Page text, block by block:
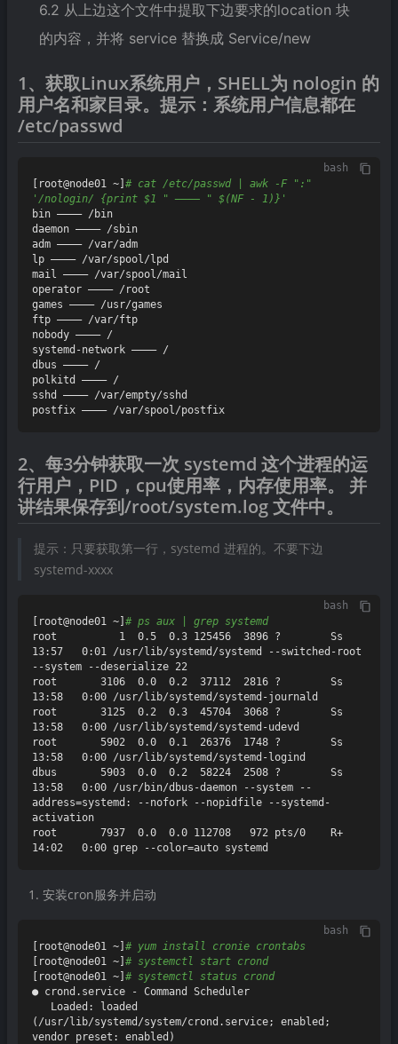
6.2 从上边这个文件中提取下边要求的location 块
的内容，并将 service 替换成 Service/new
1、获取Linux系统用户，SHELL为 nologin 的
用户名和家目录。提示：系统用户信息都在
/etc/passwd
bash
[root@node01 ~] # cat /etc/passwd | awk -F ":"
'/nologin/ {print $1 " ———— " $(NF - 1)}'
bin ———— /bin
daemon ———— /sbin
adm ———— /var/adm
lp ———— /var/spool/lpd
mail ———— /var/spool/mail
operator ———— /root
games ———— /usr/games
ftp ———— /var/ftp
nobody ———— /
systemd-network ———— /
dbus ———— /
polkitd ———— /
sshd ———— /var/empty/sshd
2、每3分钟获取一次 systemd 这个进程的运
行用户，PID，cpu使用率，内存使用率。 并
讲结果保存到/root/system.log 文件中。
提示：只要获取第一行，systemd 进程的。不要下边
systemd-xxxx
bash
[root@node01 ~] # ps aux | grep systemd
root          1  0.5  0.3 125456  3896 ?        Ss
13:57   0:01 /usr/lib/systemd/systemd --switched-root
--system --deserialize 22
root       3106  0.0  0.2  37112  2816 ?        Ss
13:58   0:00 /usr/lib/systemd/systemd-journald
root       3125  0.2  0.3  45704  3068 ?        Ss
13:58   0:00 /usr/lib/systemd/systemd-udevd
root       5902  0.0  0.1  26376  1748 ?        Ss
13:58   0:00 /usr/lib/systemd/systemd-logind
dbus       5903  0.0  0.2  58224  2508 ?        Ss
13:58   0:00 /usr/bin/dbus-daemon --system --
address=systemd: --nofork --nopidfile --systemd-
activation
root       7937  0.0  0.0 112708   972 pts/0    R+
安装cron服务并启动
bash
[root@node01 ~] # yum install cronie crontabs
[root@node01 ~] # systemctl start crond
[root@node01 ~] # systemctl status crond
● crond.service - Command Scheduler
(/usr/lib/systemd/system/crond.service; enabled;
vendor preset: enabled)